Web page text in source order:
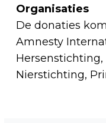
Organisaties
De donaties
Amnesty
Nierstichting,